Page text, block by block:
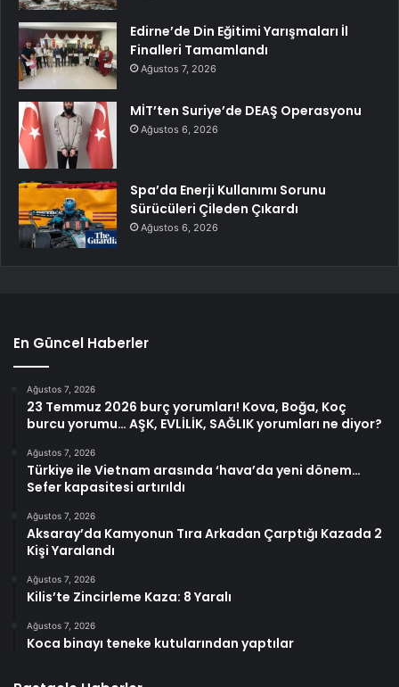
Edirne’de Din Eğitimi Yarışmaları İl
Finalleri Tamamlandı
Ağustos 7, 2026
MİT’ten Suriye’de DEAŞ Operasyonu
Ağustos 6, 2026
Spa’da Enerji Kullanımı Sorunu
Sürücüleri Çileden Çıkardı
Ağustos 6, 2026
En Güncel Haberler
Ağustos 7, 2026
23 Temmuz 2026 burç yorumları! Kova, Boğa, Koç
burcu yorumu… AŞK, EVLİLİK, SAĞLIK yorumları ne diyor?
Ağustos 7, 2026
Türkiye ile Vietnam arasında ‘hava’da yeni dönem…
Sefer kapasitesi artırıldı
Ağustos 7, 2026
Aksaray’da Kamyonun Tıra Arkadan Çarptığı Kazada 2
Kişi Yaralandı
Ağustos 7, 2026
Kilis’te Zincirleme Kaza: 8 Yaralı
Ağustos 7, 2026
Koca binayı teneke kutularından yaptılar